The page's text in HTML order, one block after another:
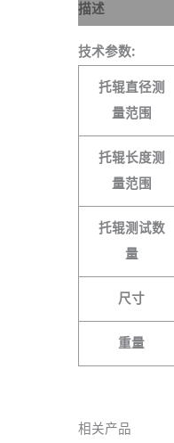
描述
技术参数:
托辊直径测
量范围
托辊长度测
量范围
托辊测试数
量
尺寸
重量
相关产品